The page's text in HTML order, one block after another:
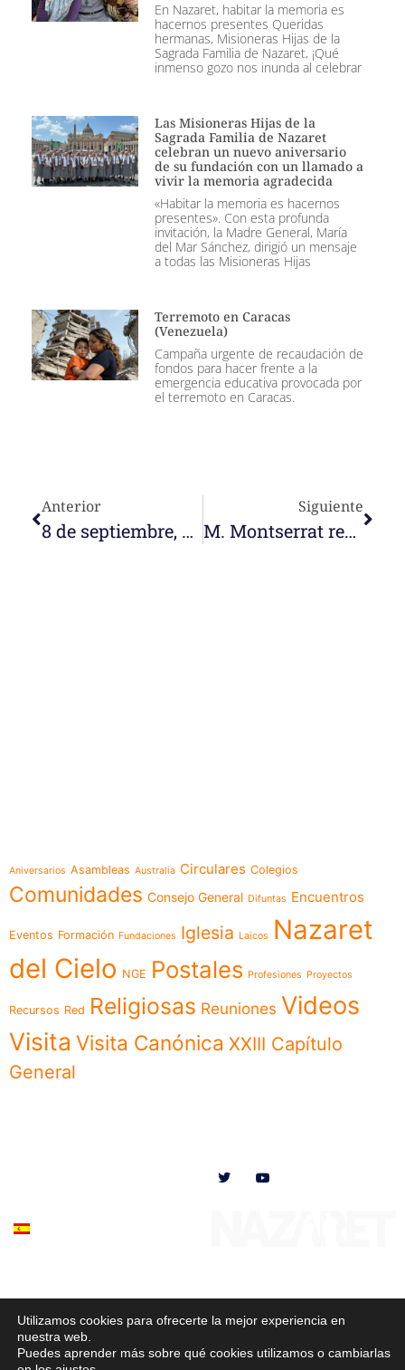
En Nazaret, habitar la memoria es
hacernos presentes Queridas
hermanas, Misioneras Hijas de la
Sagrada Familia de Nazaret, ¡Qué
inmenso gozo nos inunda al celebrar
Las Misioneras Hijas de la
Sagrada Familia de Nazaret
celebran un nuevo aniversario
de su fundación con un llamado a
vivir la memoria agradecida
«Habitar la memoria es hacernos
presentes». Con esta profunda
invitación, la Madre General, María
del Mar Sánchez, dirigió un mensaje
a todas las Misioneras Hijas
Terremoto en Caracas
(Venezuela)
Campaña urgente de recaudación de
fondos para hacer frente a la
emergencia educativa provocada por
el terremoto en Caracas.
Anterior
8 de septiembre, Fiesta del Nacimiento de María. Las junioras Ersin y Sari renuevan sus votos temporales
Siguiente
M. Montserrat realiza la visita canónica online en Puerto Ayacucho
Aniversarios Asambleas Australia Circulares Colegios
Comunidades Consejo General Difuntas Encuentros
Eventos Formación Fundaciones Iglesia Laicos
Nazaret
del Cielo NGE Postales Profesiones Proyectos
Recursos Red Religiosas Reuniones Videos
Visita Visita Canónica XXIII Capítulo
General
© 2020 Misioneras Nazaret. Todos los derechos reservados
Política de Privacidad–Política de Cookies–Aviso Legal
Utilizamos cookies para ofrecerte la mejor experiencia en
nuestra web.
Puedes aprender más sobre qué cookies utilizamos o cambiarlas